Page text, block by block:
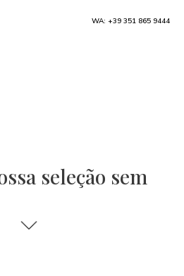
seleção sem
WA: +39 351 865 9444